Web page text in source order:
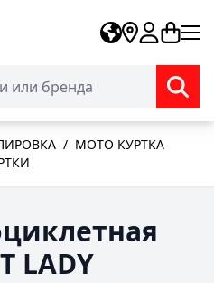
/ МОТО КУРТКА
LADY